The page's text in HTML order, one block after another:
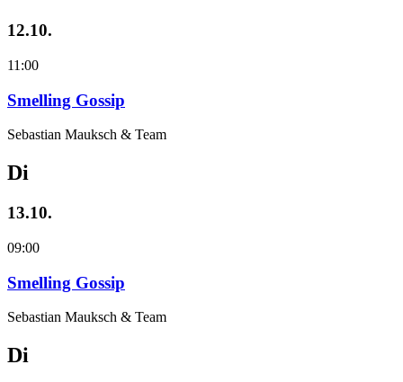
12.10.
11:00
Smelling Gossip
Sebastian Mauksch & Team
Di
13.10.
09:00
Smelling Gossip
Sebastian Mauksch & Team
Di